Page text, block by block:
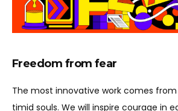
Freedom from fear
The most innovative work comes
timid souls. We will inspire courage in